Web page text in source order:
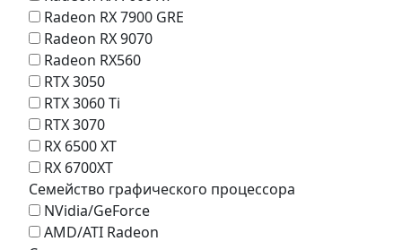
Radeon RX 7900 GRE
Radeon RX 9070
Radeon RX560
RTX 3050
RTX 3060 Ti
RTX 3070
RX 6500 XT
RX 6700XT
Семейство графического процессора
NVidia/GeForce
AMD/ATI Radeon